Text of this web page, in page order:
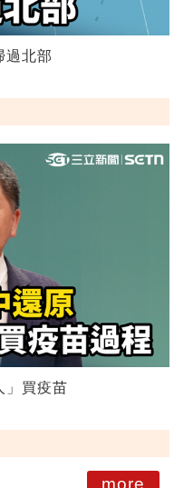
過北部
」買疫苗
more